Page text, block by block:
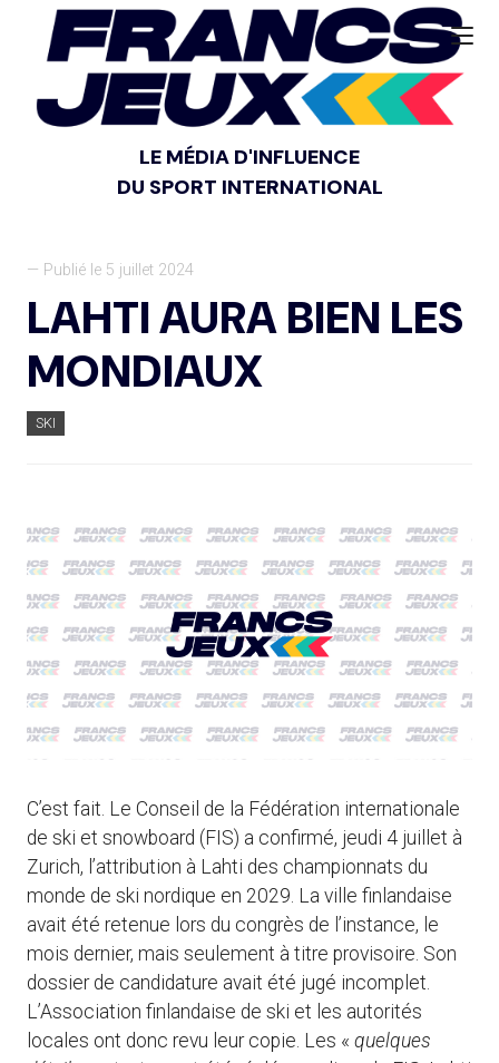
LE MÉDIA D'INFLUENCE
DU SPORT INTERNATIONAL
— Publié le 5 juillet 2024
LAHTI AURA BIEN LES
MONDIAUX
SKI
C’est fait. Le Conseil de la Fédération internationale
de ski et snowboard (FIS) a confirmé, jeudi 4 juillet à
Zurich, l’attribution à Lahti des championnats du
monde de ski nordique en 2029. La ville finlandaise
avait été retenue lors du congrès de l’instance, le
mois dernier, mais seulement à titre provisoire. Son
dossier de candidature avait été jugé incomplet.
L’Association finlandaise de ski et les autorités
locales ont donc revu leur copie. Les « quelques